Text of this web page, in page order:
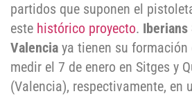
partidos que suponen el
este histórico proyecto. Iberians
Valencia ya tienen su formación
medir el 7 de enero en Sitges y
(Valencia), respectivamente, en